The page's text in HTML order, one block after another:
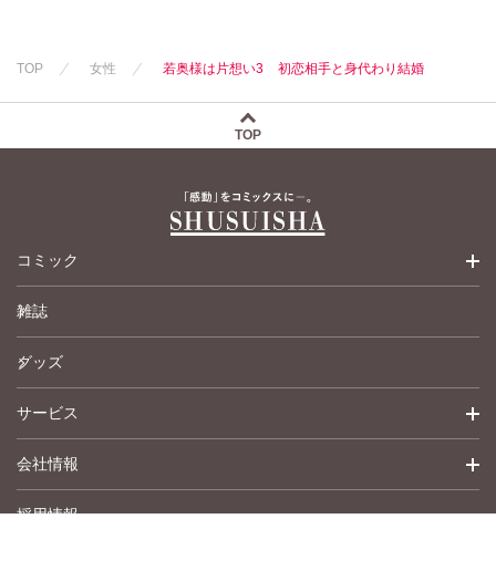
TOP 女性 若奥様は片想い3 初恋相手と身代わり結婚
TOP
コミック
少女コミック
女性コミック
ペットコミック
青年コミック
英語版コミック
雑誌
グッズ
サービス
詳細検索
履歴
会社情報
トップメッセージ
採用情報